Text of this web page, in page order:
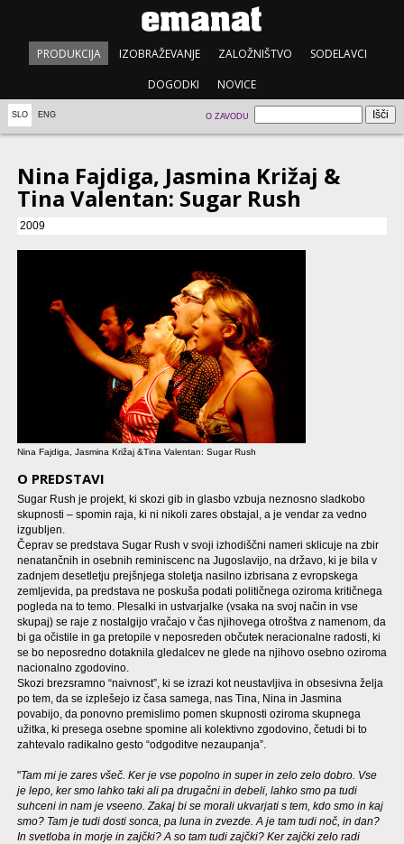
PRODUKCIJA IZOBRAŽEVANJE ZALOŽNIŠTVO SODELAVCI
DOGODKI NOVICE
SLO ENG O ZAVODU
Nina Fajdiga, Jasmina Križaj &
Tina Valentan: Sugar Rush
2009
Nina Fajdiga, Jasmina Križaj &Tina Valentan: Sugar Rush
O PREDSTAVI
Sugar Rush je projekt, ki skozi gib in glasbo vzbuja neznosno sladkobo
skupnosti – spomin raja, ki ni nikoli zares obstajal, a je vendar za vedno
izgubljen.
Čeprav se predstava Sugar Rush v svoji izhodiščni nameri sklicuje na zbir
nenatančnih in osebnih reminiscenc na Jugoslavijo, na državo, ki je bila v
zadnjem desetletju prejšnjega stoletja nasilno izbrisana z evropskega
zemljevida, pa predstava ne poskuša podati političnega oziroma kritičnega
pogleda na to temo. Plesalki in ustvarjalke (vsaka na svoj način in vse
skupaj) se raje z nostalgijo vračajo v čas njihovega otroštva z namenom, da
bi ga očistile in ga pretopile v neposreden občutek neracionalne radosti, ki
se bo neposredno dotaknila gledalcev ne glede na njihovo osebno oziroma
nacionalno zgodovino.
Skozi brezsramno “naivnost”, ki se izrazi kot neustavljiva in obsesivna želja
po tem, da se izplešejo iz časa samega, nas Tina, Nina in Jasmina
povabijo, da ponovno premislimo pomen skupnosti oziroma skupnega
užitka, ki presega osebne spomine ali kolektivno zgodovino, četudi bi to
zahtevalo radikalno gesto “odgoditve nezaupanja”.
"Tam mi je zares všeč. Ker je vse popolno in super in zelo zelo dobro. Vse
je lepo, ker smo lahko taki ali pa drugačni in debeli, lahko smo pa tudi
suhceni in nam je vseeno. Zakaj bi se morali ukvarjati s tem, kdo smo in kaj
smo? Tam je tudi dosti sonca, pa luna in zvezde. A je tam tudi noč, in dan?
In svetloba in morje in zajčki? A so tam tudi zajčki? Ker zajčki zelo radi